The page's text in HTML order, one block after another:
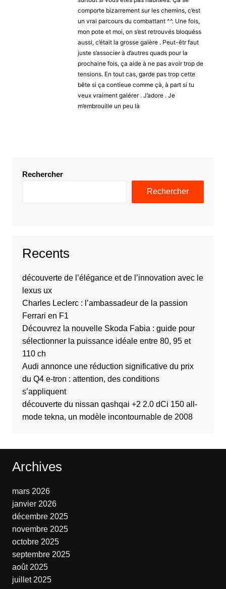
comporte bizarrement sur les chemins, c’est
un vrai parcours du combattant ^^. Une fois,
mon pote et moi, on s’est retrouvés bloquéss
aussi, c’était la grosse galère . Peut-êtr faut
juste s’associer à d’autres quads pour la
prochaine fois, ça aide à ne pas avoir trop de
tensions. En tout cas, garde pas trop cette
bête si ça contieue comme çà, à part si tu
veux vraiment galérer . J’adore . Je
m’embrouille un peu là
Rechercher
Rechercher
Recents
découverte de l’élégance et de l’innovation avec le
lexus ux
Charles Leclerc : l’ambassadeur de la passion
Ferrari en F1
Découvrez la nouvelle Skoda Fabia : guide pour
sélectionner la puissance idéale entre 80, 95 et
110 ch
Audi annonce une réduction significative du prix
du Q4 e-tron : attention, des conditions
s’appliquent
découverte du nissan qashqai +2 2.0 dCi 150 all-
mode tekna, un modèle incontournable de 2008
Archives
mars 2026
janvier 2026
décembre 2025
novembre 2025
octobre 2025
septembre 2025
août 2025
juillet 2025